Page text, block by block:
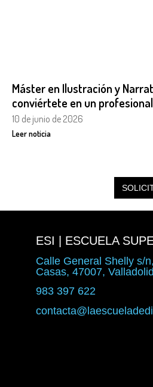
Máster en Ilustración y
conviértete en un
10 de junio de 2026
Leer noticia
ESI | ESCUELA
Calle General Shelly s/
Casas, 47007, Valladolid
983 397 622